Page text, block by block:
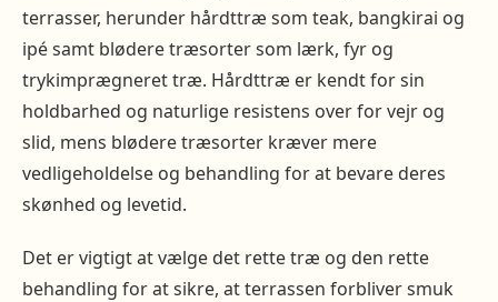
terrasser, herunder hårdttræ som teak, bangkirai og
ipé samt blødere træsorter som lærk, fyr og
trykimprægneret træ. Hårdttræ er kendt for sin
holdbarhed og naturlige resistens over for vejr og
slid, mens blødere træsorter kræver mere
vedligeholdelse og behandling for at bevare deres
skønhed og levetid.
Det er vigtigt at vælge det rette træ og den rette
behandling for at sikre, at terrassen forbliver smuk